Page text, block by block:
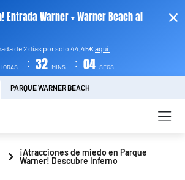
Entrada Warner + Warner Beach al
de 2 días por solo 44,45€ aquí.
HORAS : 32 MINS : 03 SEGS
PARQUE WARNER BEACH
¡Atracciones de miedo en Parque
Warner! Descubre Inferno